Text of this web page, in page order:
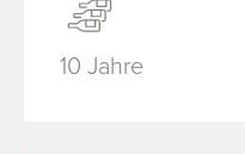
10 Jahre